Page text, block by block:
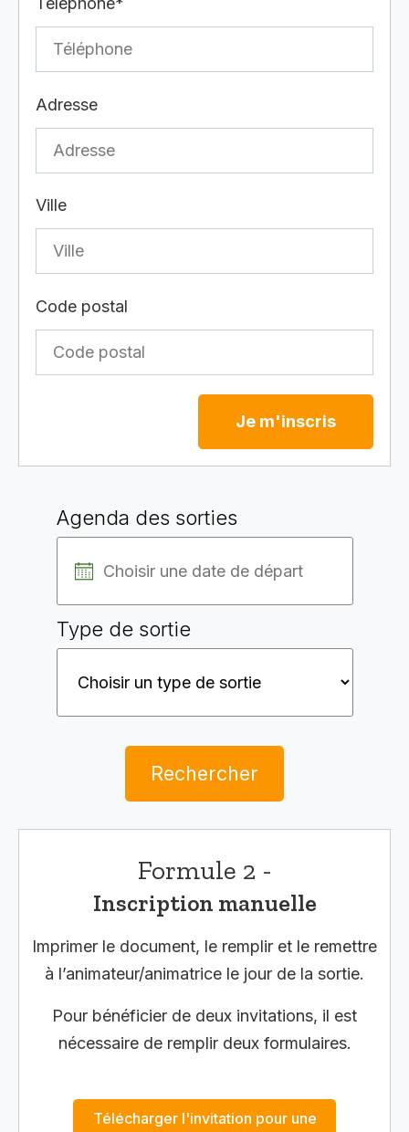
Adresse
Ville
Code postal
Je m'inscris
Agenda des sorties
Type de sortie
Rechercher
Formule 2 -
Inscription manuelle
Imprimer le document, le remplir et le remettre
à l’animateur/animatrice le jour de la sortie.
Pour bénéficier de deux invitations, il est
nécessaire de remplir deux formulaires.
Télécharger l'invitation pour une